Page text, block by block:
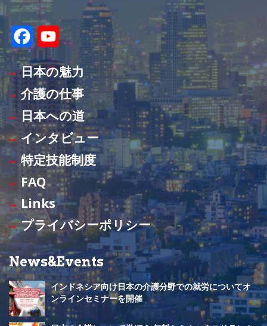
F
a
c
e
b
o
o
k
u
T
u
b
e
C
h
a
n
n
e
日本の魅力
介護の仕事
日本への道
インタビュー
特定技能制度
FAQ
Links
プライバシーポリシー
News&Events
インドネシア向け日本の介護分野での就労についてオ
ンラインセミナーを開催